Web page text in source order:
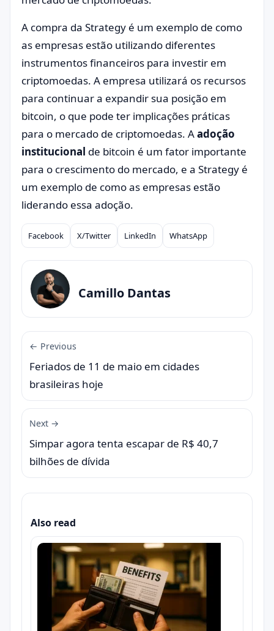
A compra da Strategy é um exemplo de como
as empresas estão utilizando diferentes
instrumentos financeiros para investir em
criptomoedas. A empresa utilizará os recursos
para continuar a expandir sua posição em
bitcoin, o que pode ter implicações práticas
para o mercado de criptomoedas. Aadoção
institucional de bitcoin é um fator importante
para o crescimento do mercado, e a Strategy é
um exemplo de como as empresas estão
liderando essa adoção.
Compartilhar
Facebook X/Twitter LinkedIn WhatsApp
Camillo Dantas
← Previous
Feriados de 11 de maio em cidades
brasileiras hoje
Next →
Simpar agora tenta escapar de R$ 40,7
bilhões de dívida
Also read